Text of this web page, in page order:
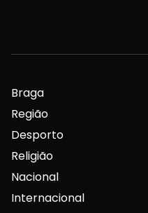
Braga
Região
Desporto
Religião
Nacional
Internacional